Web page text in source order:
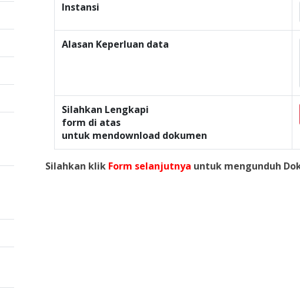
Instansi
Alasan Keperluan data
Silahkan Lengkapi
form di atas
untuk mendownload dokumen
Silahkan klik Form selanjutnya untuk mengunduh